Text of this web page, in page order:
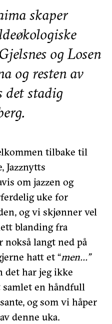
skaper
og Losen
og resten av
det stadig
tilbake til
Jazznytts
om jazzen og
uke for
og vi skjønner vel
blanding fra
langt ned på
hatt et “men…”
det har jeg ikke
en håndfull
og som vi håper
denne uka.